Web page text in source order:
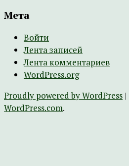
Мета
Войти
Лента записей
Лента комментариев
WordPress.org
Proudly powered by WordPress |
WordPress.com.